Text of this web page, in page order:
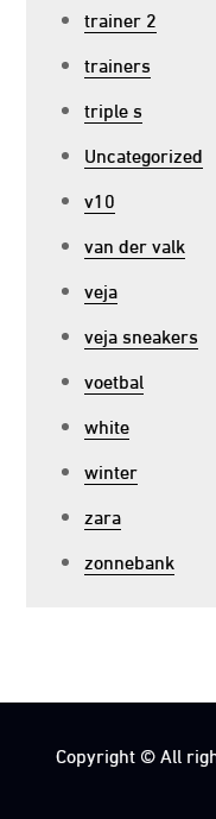
trainer 2
trainers
triple s
Uncategorized
v10
van der valk
veja
veja sneakers
voetbal
white
winter
zara
zonnebank
Copyright © All